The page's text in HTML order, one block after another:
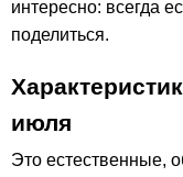
интересно: всегда
поделиться.
июля
Это естественные,